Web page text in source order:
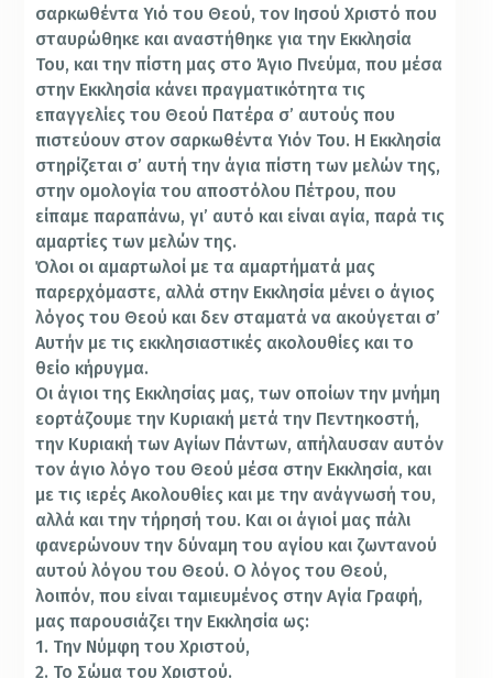
σαρκωθέντα Υιό του Θεού, τον Ιησού Χριστό που
σταυρώθηκε και αναστήθηκε για την Εκκλησία
Του, και την πίστη μας στο Άγιο Πνεύμα, που μέσα
στην Εκκλησία κάνει πραγματικότητα τις
επαγγελίες του Θεού Πατέρα σ’ αυτούς που
πιστεύουν στον σαρκωθέντα Υιόν Του. Η Εκκλησία
στηρίζεται σ’ αυτή την άγια πίστη των μελών της,
στην ομολογία του αποστόλου Πέτρου, που
είπαμε παραπάνω, γι’ αυτό και είναι αγία, παρά τις
αμαρτίες των μελών της.
Όλοι οι αμαρτωλοί με τα αμαρτήματά μας
παρερχόμαστε, αλλά στην Εκκλησία μένει ο άγιος
λόγος του Θεού και δεν σταματά να ακούγεται σ’
Αυτήν με τις εκκλησιαστικές ακολουθίες και το
θείο κήρυγμα.
Οι άγιοι της Εκκλησίας μας, των οποίων την μνήμη
εορτάζουμε την Κυριακή μετά την Πεντηκοστή,
την Κυριακή των Αγίων Πάντων, απήλαυσαν αυτόν
τον άγιο λόγο του Θεού μέσα στην Εκκλησία, και
με τις ιερές Ακολουθίες και με την ανάγνωσή του,
αλλά και την τήρησή του. Και οι άγιοί μας πάλι
φανερώνουν την δύναμη του αγίου και ζωντανού
αυτού λόγου του Θεού. Ο λόγος του Θεού,
λοιπόν, που είναι ταμιευμένος στην Αγία Γραφή,
μας παρουσιάζει την Εκκλησία ως:
1. Την Νύμφη του Χριστού,
2. Το Σώμα του Χριστού.